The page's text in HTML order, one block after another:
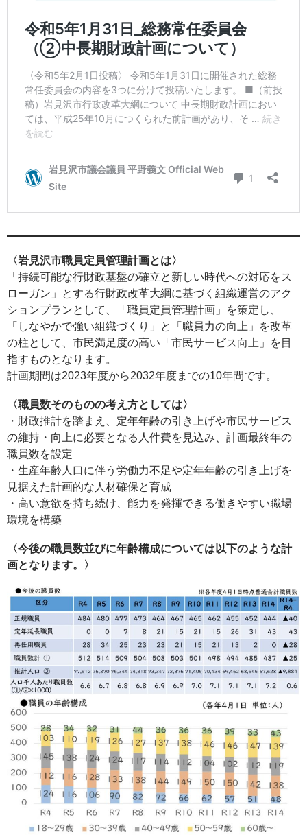
〈岩見沢市職員定員管理計画とは〉
「持続可能な行財政基盤の確立と新しい時代への対応をス
ローガン」とする行財政改革大綱に基づく組織運営のアク
ションプランとして、「職員定員管理計画」を策定し、
「しなやかで強い組織づくり」と「職員力の向上」を改革
の柱として、市民満足度の高い「市民サービス向上」を目
指すものとなります。
計画期間は2023年度から2032年度までの10年間です。
〈職員数そのものの考え方としては〉
・財政推計を踏まえ、定年年齢の引き上げや市民サービス
の維持・向上に必要となる人件費を見込み、計画最終年の
職員数を設定
・生産年齢人口に伴う労働力不足や定年年齢の引き上げを
見据えた計画的な人材確保と育成
・高い意欲を持ち続け、能力を発揮できる働きやすい職場
環境を構築
〈今後の職員数並びに年齢構成については以下のような計
画となります。〉